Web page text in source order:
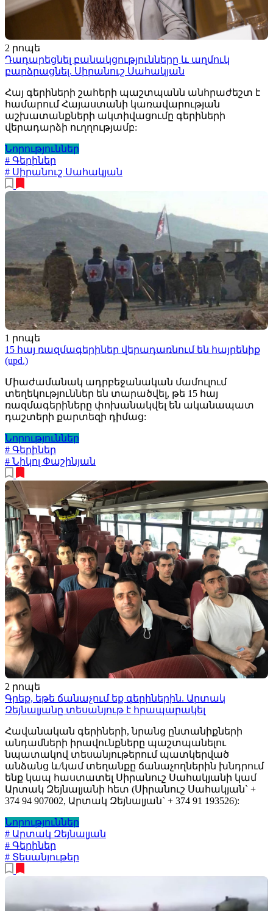
2 րոպե
Դադարեցնել բանակցությունները և աղմուկ
բարձրացնել. Սիրանուշ Սահակյան
Հայ գերիների շահերի պաշտպանն անհրաժեշտ է
համարում Հայաստանի կառավարության
աշխատանքների ակտիվացումը գերիների
վերադարձի ուղղությամբ:
Նորություններ
# Գերիներ
# Սիրանուշ Սահակյան
1 րոպե
15 հայ ռազմագերիներ վերադառնում են հայրենիք
(upd.)
Միաժամանակ ադրբեջանական մամուլում
տեղեկություններ են տարածվել, թե 15 հայ
ռազմագերիները փոխանակվել են ականապատ
դաշտերի քարտեզի դիմաց:
Նորություններ
# Գերիներ
# Նիկոլ Փաշինյան
2 րոպե
Գրեք, եթե ճանաչում եք գերիներին. Արտակ
Զեյնալյանը տեսանյութ է հրապարակել
Հավանական գերիների, նրանց ընտանիքների
անդամների իրավունքները պաշտպանելու
նպատակով տեսանյութերում պատկերված
անձանց և/կամ տեղանքը ճանաչողներին խնդրում
ենք կապ հաստատել Սիրանուշ Սահակյանի կամ
Արտակ Զեյնալյանի հետ (Սիրանուշ Սահակյան` +
374 94 907002, Արտակ Զեյնալյան` + 374 91 193526):
Նորություններ
# Արտակ Զեյնալյան
# Գերիներ
# Տեսանյութեր